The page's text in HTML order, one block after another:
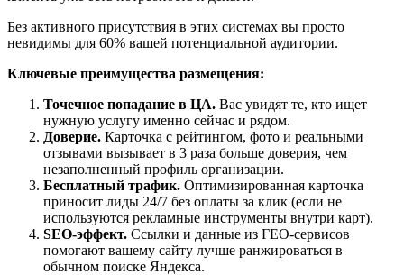
Без активного присутствия в этих системах вы просто
невидимы для 60% вашей потенциальной аудитории.
Ключевые преимущества размещения:
Точечное попадание в ЦА. Вас увидят те, кто ищет
нужную услугу именно сейчас и рядом.
Доверие. Карточка с рейтингом, фото и реальными
отзывами вызывает в 3 раза больше доверия, чем
незаполненный профиль организации.
Бесплатный трафик. Оптимизированная карточка
приносит лиды 24/7 без оплаты за клик (если не
используются рекламные инструменты внутри карт).
SEO-эффект. Ссылки и данные из ГЕО-сервисов
помогают вашему сайту лучше ранжироваться в
обычном поиске Яндекса.